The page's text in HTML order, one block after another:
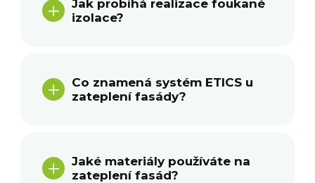
L
Jak probíhá realizace foukané
izolace?
L
Co znamená systém ETICS u
zateplení fasády?
L
Jaké materiály používáte na
zateplení fasád?